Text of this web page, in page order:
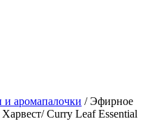
аромапалочки / Эфирное
Curry Leaf Essential